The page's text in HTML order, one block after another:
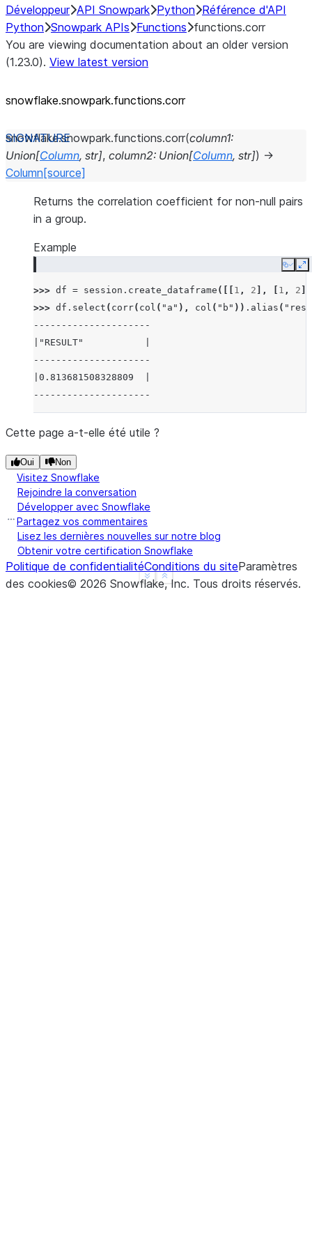
Développeur API Snowpark Python Référence d'API
Python Snowpark APIs Functions functions.corr
You are viewing documentation about an older version
(1.23.0). View latest version
snowflake.snowpark.functions.corr
snowflake.snowpark.functions.corr(column1:
Union[Column, str], column2: Union[Column, str]) →
Column [source]
Returns the correlation coefficient for non-null pairs
in a group.
Example
Copy
>>> df = session . create_dataframe ([[ 1 , 2 ], 1 , 2
>>> df . select ( corr( col ( "a" ), col ( "b" )) . alias (
---------------------
|"RESULT"           |
---------------------
|0.813681508328809  |
---------------------
Show less
See more
Cette page a-t-elle été utile ?
Oui Non
Visitez Snowflake
Rejoindre la conversation
Développer avec Snowflake
Partagez vos commentaires
Lisez les dernières nouvelles sur notre blog
Obtenir votre certification Snowflake
Politique de confidentialitéConditions du siteParamètres
des cookies© 2026 Snowflake, Inc. Tous droits réservés.